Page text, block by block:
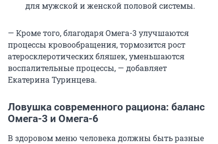
для мужской и женской половой системы.
— Кроме того, благодаря Омега-3 улучшаются
процессы кровообращения, тормозится рост
атеросклеротических бляшек, уменьшаются
воспалительные процессы, — добавляет
Екатерина Туринцева.
Ловушка современного рациона: баланс
Омега-3 и Омега-6
В здоровом меню человека должны быть разные